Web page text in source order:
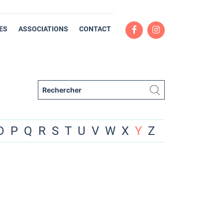
ASSOCIATIONS CONTACT
P Q R S T U V W X Y Z